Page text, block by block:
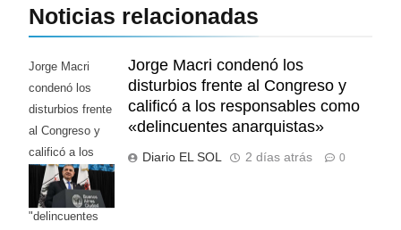
Noticias relacionadas
Jorge Macri
condenó los
disturbios frente
al Congreso y
calificó a los
responsables
como
"delincuentes
Jorge Macri condenó los
disturbios frente al Congreso y
calificó a los responsables como
«delincuentes anarquistas»
Diario EL SOL 2 días atrás 0